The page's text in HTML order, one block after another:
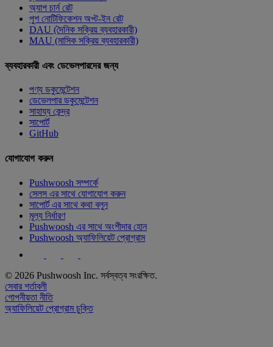
অ্যাপ চার্ন রেট
পুশ নোটিফিকেশন অপ্ট-ইন রেট
DAU (দৈনিক সক্রিয় ব্যবহারকারী)
MAU (মাসিক সক্রিয় ব্যবহারকারী)
ব্যবহারকারী এবং ডেভেলপারদের জন্য
পণ্য ডকুমেন্টেশন
ডেভেলপার ডকুমেন্টেশন
সাহায্য কেন্দ্র
সাপোর্ট
GitHub
যোগাযোগ করুন
Pushwoosh সম্পর্কে
সেলস এর সাথে যোগাযোগ করুন
সাপোর্ট এর সাথে কথা বলুন
মূল্য নির্ধারণ
Pushwoosh এর সাথে অংশীদার হোন
Pushwoosh অ্যাফিলিয়েট প্রোগ্রাম
© 2026 Pushwoosh Inc. সর্বস্বত্ব সংরক্ষিত.
সেবার শর্তাবলী
গোপনীয়তা নীতি
অ্যাফিলিয়েট প্রোগ্রাম চুক্তি